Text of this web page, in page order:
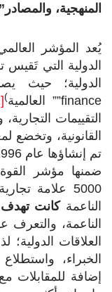
المنهجية،
يُعد المؤشر
الدولية التي تَقيس
finance”” العالمية
)
[1]
التقييمات
القانونية، وتخضع
ضمنها مؤشر
5000 علامة
الناعمةكانت تهدف
الناعمة، والتعرف
العلاقات
الخبراء،
إضافة للمقابلات